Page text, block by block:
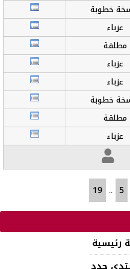
خطوبة
عزباء
مطلقة
عزباء
عزباء
خطوبة
مطلقة
عزباء
..
رئيسية